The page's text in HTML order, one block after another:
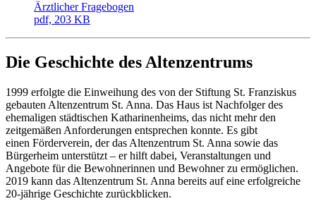
Ärztlicher Fragebogen
pdf, 203 KB
Die Geschichte des Altenzentrums
1999 erfolgte die Einweihung des von der Stiftung St. Franziskus
gebauten Altenzentrum St. Anna. Das Haus ist Nachfolger des
ehemaligen städtischen Katharinenheims, das nicht mehr den
zeitgemäßen Anforderungen entsprechen konnte. Es gibt
einen Förderverein, der das Altenzentrum St. Anna sowie das
Bürgerheim unterstützt – er hilft dabei, Veranstaltungen und
Angebote für die Bewohnerinnen und Bewohner zu ermöglichen.
2019 kann das Altenzentrum St. Anna bereits auf eine erfolgreiche
20-jährige Geschichte zurückblicken.